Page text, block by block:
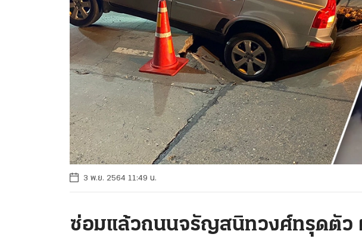
3 พ.ย. 2564 11:49 น.
ซ่อมแล้วถนนจรัญสนิทวงศ์ทรุดตัว